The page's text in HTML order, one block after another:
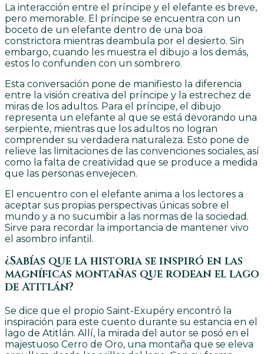
La interacción entre el príncipe y el elefante es breve,
pero memorable. El príncipe se encuentra con un
boceto de un elefante dentro de una boa
constrictora mientras deambula por el desierto. Sin
embargo, cuando les muestra el dibujo a los demás,
estos lo confunden con un sombrero.
Esta conversación pone de manifiesto la diferencia
entre la visión creativa del príncipe y la estrechez de
miras de los adultos. Para el príncipe, el dibujo
representa un elefante al que se está devorando una
serpiente, mientras que los adultos no logran
comprender su verdadera naturaleza. Esto pone de
relieve las limitaciones de las convenciones sociales, así
como la falta de creatividad que se produce a medida
que las personas envejecen.
El encuentro con el elefante anima a los lectores a
aceptar sus propias perspectivas únicas sobre el
mundo y a no sucumbir a las normas de la sociedad.
Sirve para recordar la importancia de mantener vivo
el asombro infantil.
¿Sabías que la historia se inspiró en las
magníficas montañas que rodean el lago
de Atitlán?
Se dice que el propio Saint-Exupéry encontró la
inspiración para este cuento durante su estancia en el
lago de Atitlán. Allí, la mirada del autor se posó en el
majestuoso Cerro de Oro, una montaña que se eleva